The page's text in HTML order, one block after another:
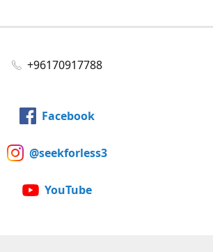
+96170917788
Facebook
@seekforless3
YouTube